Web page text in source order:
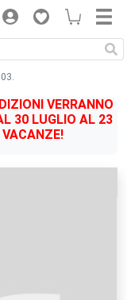
VERRANNO
30 LUGLIO AL 23